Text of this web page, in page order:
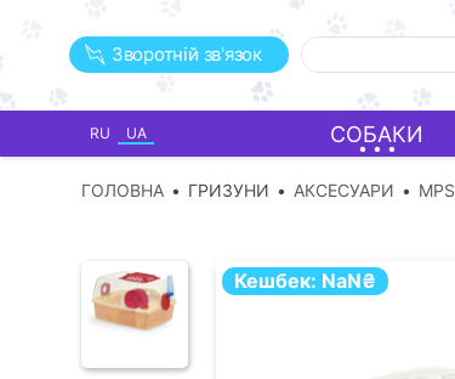
Зворотній зв'язок
RU UA СОБАКИ
ГОЛОВНА ГРИЗУНИ АКСЕСУАРИ MPS
Кешбек: NaN₴